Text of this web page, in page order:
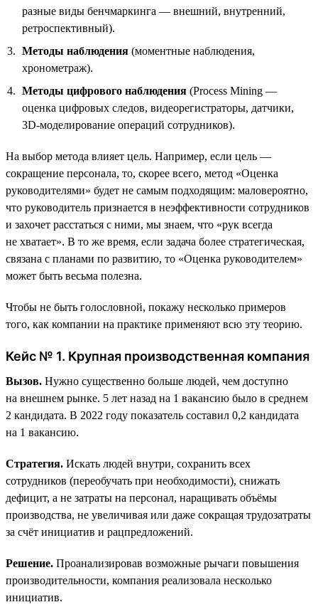
разные виды бенчмаркинга — внешний, внутренний,
ретроспективный).
Методы наблюдения (моментные наблюдения,
хронометраж).
Методы цифрового наблюдения (Process Mining —
оценка цифровых следов, видеорегистраторы, датчики,
3D-моделирование операций сотрудников).
На выбор метода влияет цель. Например, если цель —
сокращение персонала, то, скорее всего, метод «Оценка
руководителями» будет не самым подходящим: маловероятно,
что руководитель признается в неэффективности сотрудников
и захочет расстаться с ними, мы знаем, что «рук всегда
не хватает». В то же время, если задача более стратегическая,
связана с планами по развитию, то «Оценка руководителем»
может быть весьма полезна.
Чтобы не быть голословной, покажу несколько примеров
того, как компании на практике применяют всю эту теорию.
Кейс № 1. Крупная производственная компания
Вызов. Нужно существенно больше людей, чем доступно
на внешнем рынке. 5 лет назад на 1 вакансию было в среднем
2 кандидата. В 2022 году показатель составил 0,2 кандидата
на 1 вакансию.
Стратегия. Искать людей внутри, сохранить всех
сотрудников (переобучать при необходимости), снижать
дефицит, а не затраты на персонал, наращивать объёмы
производства, не увеличивая или даже сокращая трудозатраты
за счёт инициатив и рацпредложений.
Решение. Проанализировав возможные рычаги повышения
производительности, компания реализовала несколько
инициатив.